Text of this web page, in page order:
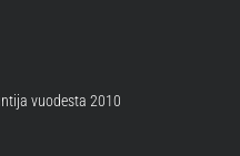
vuodesta 2010